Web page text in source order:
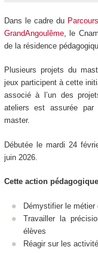
Dans le cadre du
GrandAngoulême, le
de la résidence
Plusieurs projets du
jeux participent à cette
associé à l’un des
ateliers est assurée par
master.
Débutée le mardi 24
juin 2026.
Cette action
Démystifier le métier
Travailler la
élèves
Réagir sur les